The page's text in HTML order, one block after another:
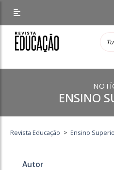
ENSINO
Revista Educação > Ensino
Autor